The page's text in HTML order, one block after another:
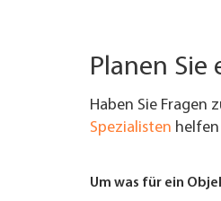
Planen Sie
Haben Sie Fragen
Spezialisten
Um was für ein